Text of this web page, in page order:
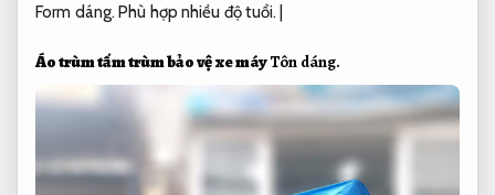
Form dáng. Phù hợp nhiều độ tuổi.
Áo trùm tấm trùm bảo vệ xe máy Tôn dáng.